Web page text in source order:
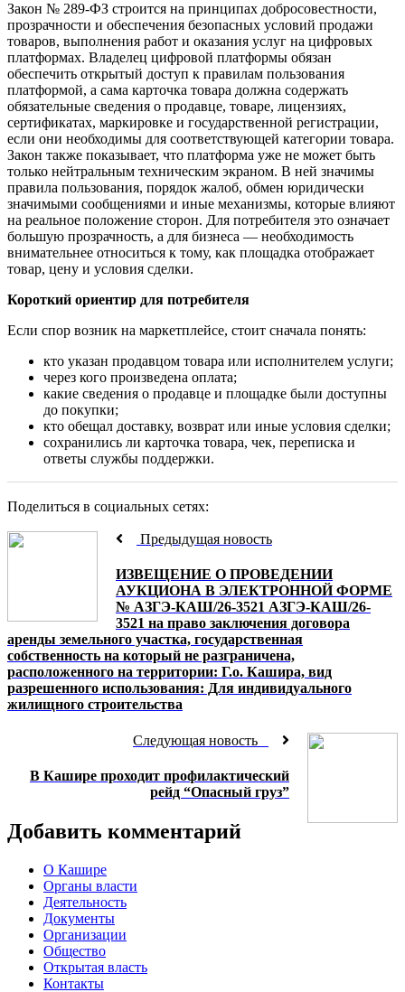
Закон № 289-ФЗ строится на принципах добросовестности,
прозрачности и обеспечения безопасных условий продажи
товаров, выполнения работ и оказания услуг на цифровых
платформах. Владелец цифровой платформы обязан
обеспечить открытый доступ к правилам пользования
платформой, а сама карточка товара должна содержать
обязательные сведения о продавце, товаре, лицензиях,
сертификатах, маркировке и государственной регистрации,
если они необходимы для соответствующей категории товара.
Закон также показывает, что платформа уже не может быть
только нейтральным техническим экраном. В ней значимы
правила пользования, порядок жалоб, обмен юридически
значимыми сообщениями и иные механизмы, которые влияют
на реальное положение сторон. Для потребителя это означает
большую прозрачность, а для бизнеса — необходимость
внимательнее относиться к тому, как площадка отображает
товар, цену и условия сделки.
Короткий ориентир для потребителя
Если спор возник на маркетплейсе, стоит сначала понять:
кто указан продавцом товара или исполнителем услуги;
через кого произведена оплата;
какие сведения о продавце и площадке были доступны
до покупки;
кто обещал доставку, возврат или иные условия сделки;
сохранились ли карточка товара, чек, переписка и
ответы службы поддержки.
Поделиться в социальных сетях:
Предыдущая новость
ИЗВЕЩЕНИЕ О ПРОВЕДЕНИИ
АУКЦИОНА В ЭЛЕКТРОННОЙ ФОРМЕ
№ АЗГЭ-КАШ/26-3521 АЗГЭ-КАШ/26-
3521 на право заключения договора
аренды земельного участка, государственная
собственность на который не разграничена,
расположенного на территории: Г.о. Кашира, вид
разрешенного использования: Для индивидуального
жилищного строительства
Следующая новость
В Кашире проходит профилактический
рейд “Опасный груз”
Добавить комментарий
О Кашире
Органы власти
Деятельность
Документы
Организации
Общество
Открытая власть
Контакты